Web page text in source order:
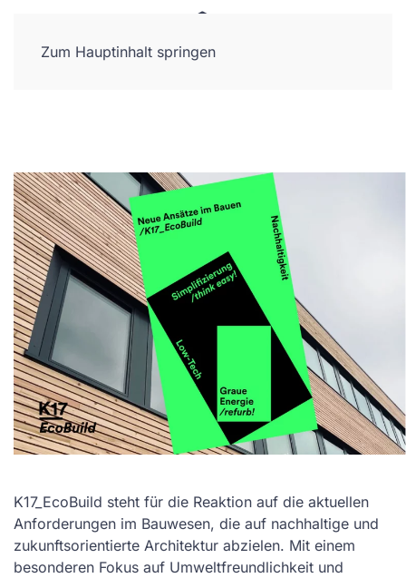
Zum Hauptinhalt springen
K17_EcoBuild steht für die Reaktion auf die aktuellen
Anforderungen im Bauwesen, die auf nachhaltige und
zukunftsorientierte Architektur abzielen. Mit einem
besonderen Fokus auf Umweltfreundlichkeit und